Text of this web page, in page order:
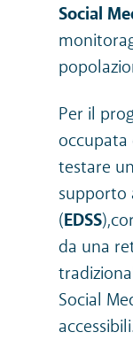
Social
Per il
occupata
testare
supporto
(EDSS
da una
Social